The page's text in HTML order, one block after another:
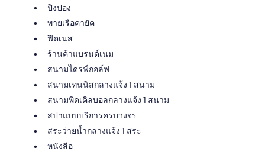
ปิงปอง
พายเรือคายัค
ฟิตเนส
ร้านค้าแบรนด์เนม
สนามไดรฟ์กอล์ฟ
สนามเทนนิสกลางแจ้ง 1 สนาม
สนามพิคเคิลบอลกลางแจ้ง 1 สนาม
สปาแบบบริการครบวงจร
สระว่ายน้ำกลางแจ้ง 1 สระ
หนังสือ